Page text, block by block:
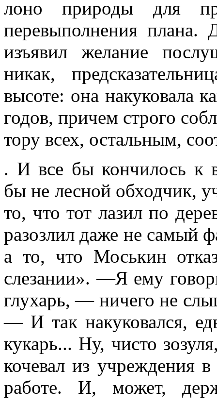
лоно природы для
перевыполнения плана.
изъ­явил желание
никак,
высоте: она накуковала
годов, причем строго
тору всех, остальным,
. И все бы кончилось к
бы не лесной обходчик,
то, что тот лазил по
разозлил даже не самый
а то, что Моськин
слезании». —Я ему
глухарь, — ничего не
— И так накуковался,
кукарь... Ну, чисто
кочевал из учреждения
работе. И, может,